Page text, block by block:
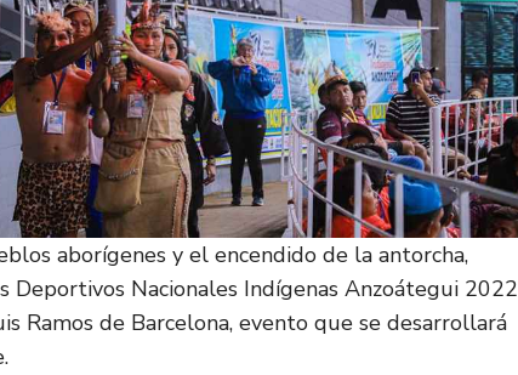
aborígenes y el encendido de la antorcha,
Nacionales Indígenas Anzoátegui 2022
Ramos de Barcelona, evento que se desarrollará